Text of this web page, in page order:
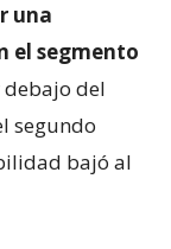
una
el segmento
del
segundo
bajó al